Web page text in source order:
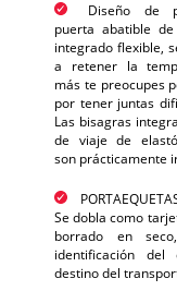
Diseño de
puerta abatible
integrado flexible,
a retener la
más te preocupes
por tener juntas
Las bisagras
de viaje de
son prácticamente
Se dobla como
borrado en
identificación
destino del